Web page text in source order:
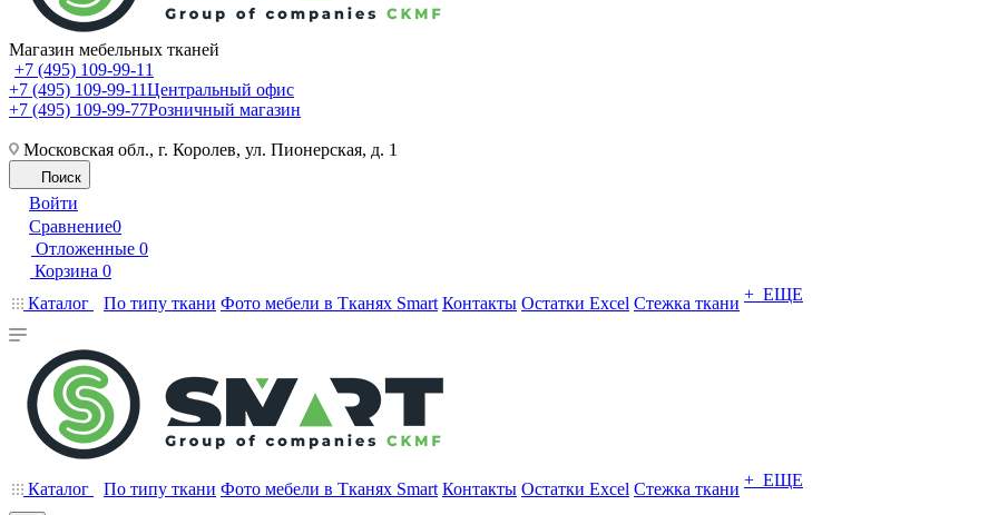
Магазин мебельных тканей
+7 (495) 109-99-11
+7 (495) 109-99-11Центральный офис
+7 (495) 109-99-77Розничный магазин
Московская обл., г. Королев, ул. Пионерская, д. 1
Поиск
Войти
Сравнение0
Отложенные 0
Корзина 0
Каталог
По типу ткани Фото мебели в Тканях Smart Контакты Остатки Excel Стежка ткани + ЕЩЕ
Каталог По типу ткани Фото мебели в Тканях Smart Контакты Остатки Excel Стежка ткани + ЕЩЕ